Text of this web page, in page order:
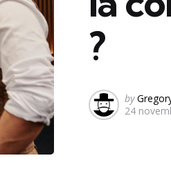
?
Posted
by
by
24